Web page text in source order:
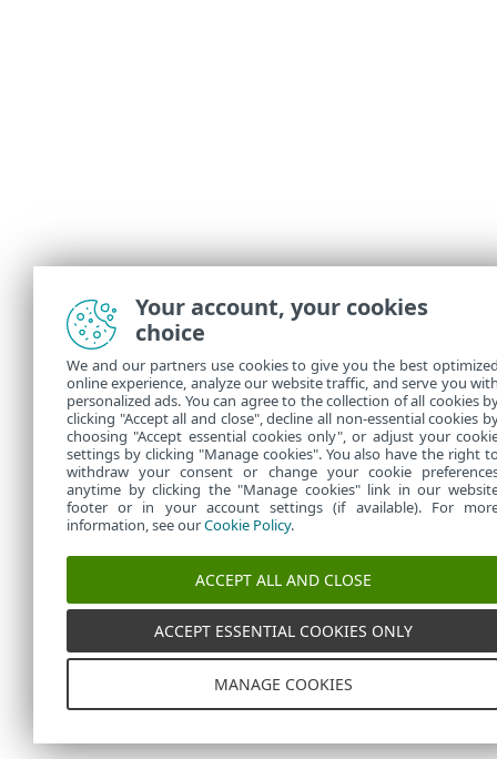
Your account, your cookies
choice
We and our partners use cookies to give you the best
online experience, analyze our website traffic, and serve you
personalized ads. You can agree to the collection of all cookies
clicking "Accept all and close", decline all non-essential cookies
choosing "Accept essential cookies only", or adjust your
settings by clicking "Manage cookies". You also have the right
withdraw your consent or change your cookie
anytime by clicking the "Manage cookies" link in our
footer or in your account settings (if available). For
information, see ourCookie Policy.
ACCEPT ALL AND CLOSE
ACCEPT ESSENTIAL COOKIES ONLY
MANAGE COOKIES